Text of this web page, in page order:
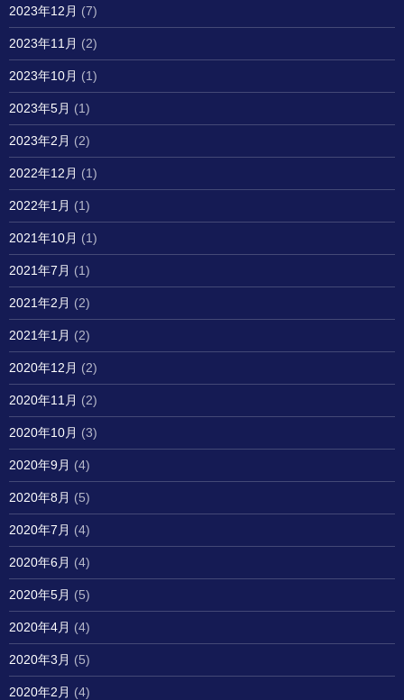
2023年12月 (7)
2023年11月 (2)
2023年10月 (1)
2023年5月 (1)
2023年2月 (2)
2022年12月 (1)
2022年1月 (1)
2021年10月 (1)
2021年7月 (1)
2021年2月 (2)
2021年1月 (2)
2020年12月 (2)
2020年11月 (2)
2020年10月 (3)
2020年9月 (4)
2020年8月 (5)
2020年7月 (4)
2020年6月 (4)
2020年5月 (5)
2020年4月 (4)
2020年3月 (5)
2020年2月 (4)